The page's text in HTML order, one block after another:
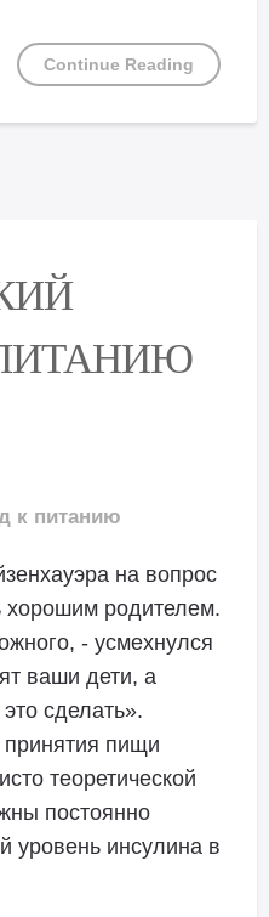
Continue Reading
к питанию
на вопрос
хорошим родителем.
- усмехнулся
ваши дети, а
сделать».
пищи
теоретической
постоянно
уровень инсулина в